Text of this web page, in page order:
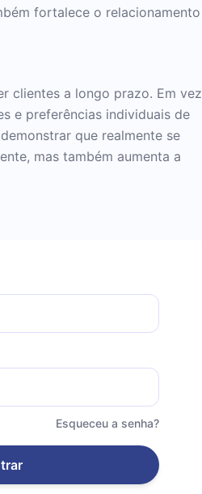
fortalece o relacionamento
clientes a longo prazo. Em vez
e preferências individuais de
que realmente se
mas também aumenta a
Esqueceu a senha?